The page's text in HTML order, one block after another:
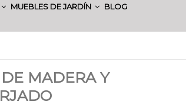
MUEBLES DE JARDÍN BLOG
MADERA Y